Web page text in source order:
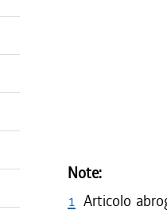
Note:
1 Articolo